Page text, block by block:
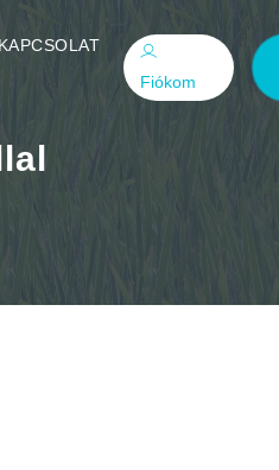
KAPCSOLAT
Fiókom